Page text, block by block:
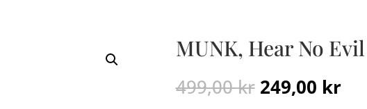
MUNK, Hear No
499,00kr Opprinnelig
pris
249,00 kr